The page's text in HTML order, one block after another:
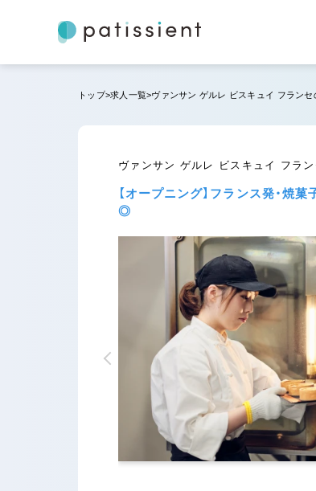
トップ 求人一覧 ヴァンサン ゲルレ ビスキュイ フランセ
ヴァンサン ゲルレ ビスキュイ フラ
【オープニング】フランス発・焼
◎